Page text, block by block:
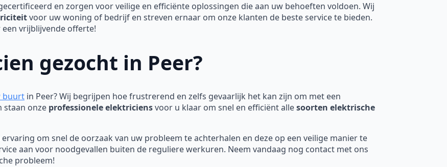
en zorgen voor veilige en efficiënte oplossingen die aan uw behoeften voldoen. Wij
voor uw woning of bedrijf en streven ernaar om onze klanten de beste service te bieden.
vrijblijvende offerte!
gezocht in Peer?
buurt in Peer? Wij begrijpen hoe frustrerend en zelfs gevaarlijk het kan zijn om met een
staan onze professionele elektriciensvoor u klaar om snel en efficiënt allesoorten elektrische
om snel de oorzaak van uw probleem te achterhalen en deze op een veilige manier te
aan voor noodgevallen buiten de reguliere werkuren. Neem vandaag nog contact met ons
probleem!